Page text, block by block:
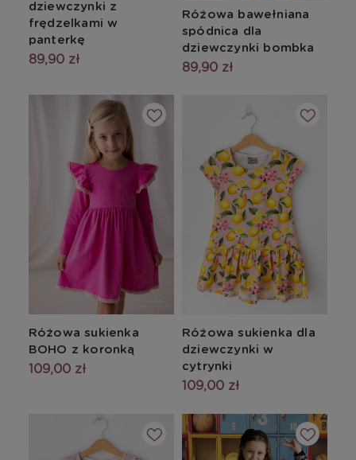
dziewczynki z
frędzelkami w
panterkę
89,90 zł
Różowa bawełniana
spódnica dla
dziewczynki bombka
89,90 zł
Różowa sukienka
BOHO z koronką
109,00 zł
Różowa sukienka dla
dziewczynki w
cytrynki
109,00 zł